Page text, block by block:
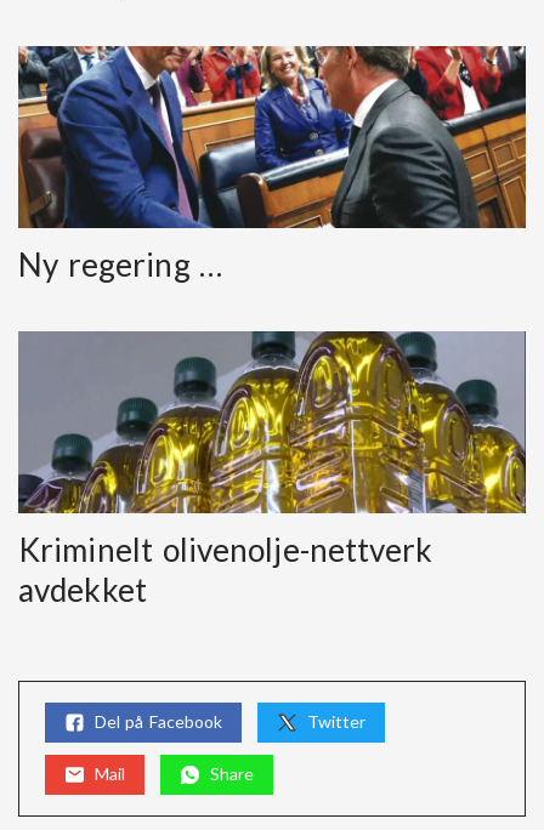
Ny regering …
Kriminelt olivenolje-nettverk
avdekket
Del på Facebook Twitter
Mail Share